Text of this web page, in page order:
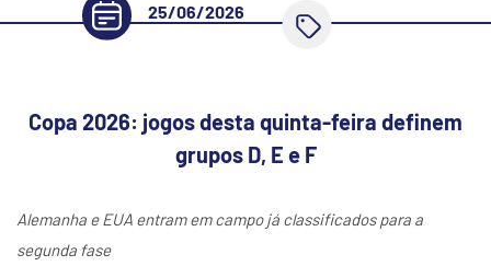
25/06/2026
Copa 2026: jogos desta quinta-feira definem
grupos D, E e F
Alemanha e EUA entram em campo já classificados para a
segunda fase